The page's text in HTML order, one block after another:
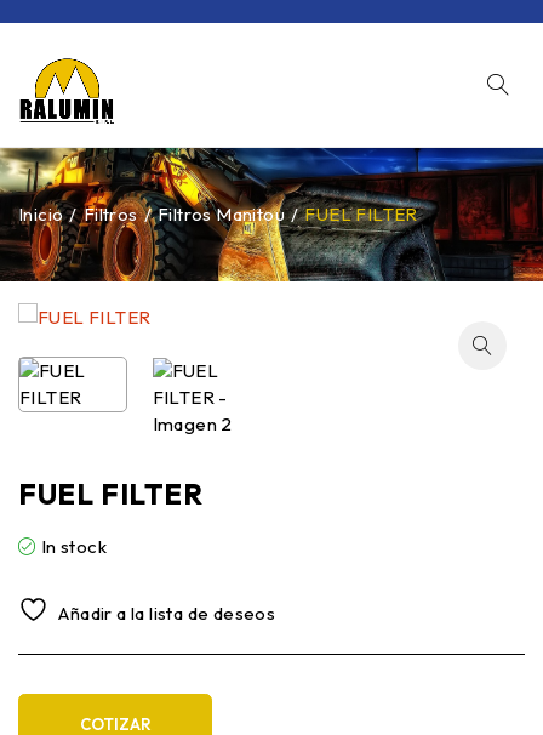
Inicio / Filtros / Filtros Manitou / FUEL FILTER
FUEL FILTER
In stock
Añadir a la lista de deseos
COTIZAR